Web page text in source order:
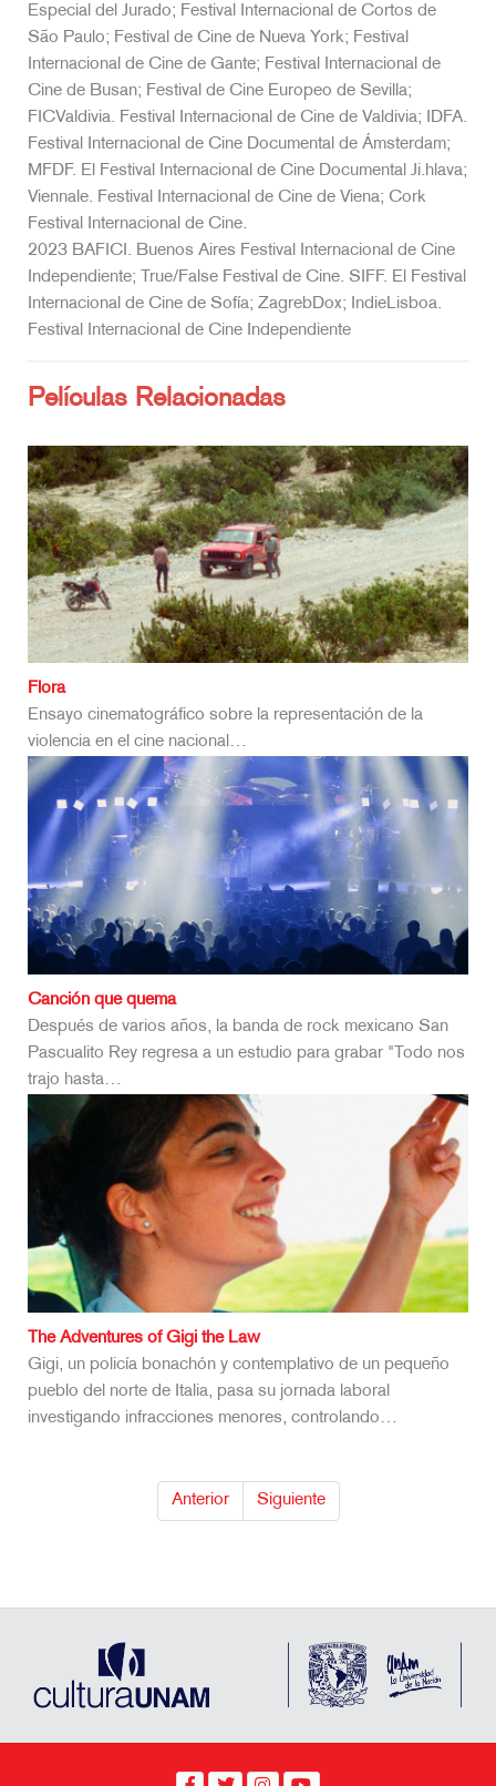
Especial del Jurado; Festival Internacional de Cortos de
São Paulo; Festival de Cine de Nueva York; Festival
Internacional de Cine de Gante; Festival Internacional de
Cine de Busan; Festival de Cine Europeo de Sevilla;
FICValdivia. Festival Internacional de Cine de Valdivia; IDFA.
Festival Internacional de Cine Documental de Ámsterdam;
MFDF. El Festival Internacional de Cine Documental Ji.hlava;
Viennale. Festival Internacional de Cine de Viena; Cork
Festival Internacional de Cine.
2023 BAFICI. Buenos Aires Festival Internacional de Cine
Independiente; True/False Festival de Cine. SIFF. El Festival
Internacional de Cine de Sofía; ZagrebDox; IndieLisboa.
Festival Internacional de Cine Independiente
Películas Relacionadas
Flora
Ensayo cinematográfico sobre la representación de la
violencia en el cine nacional…
Canción que quema
Después de varios años, la banda de rock mexicano San
Pascualito Rey regresa a un estudio para grabar "Todo nos
trajo hasta…
The Adventures of Gigi the Law
Gigi, un policía bonachón y contemplativo de un pequeño
pueblo del norte de Italia, pasa su jornada laboral
investigando infracciones menores, controlando…
Anterior Siguiente